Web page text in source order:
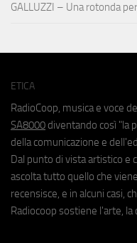
GALLUZZI – Una rotonda
ETICA
RadioCoop, musica e voce
SA8000 diventando così "la
della comunicazione e
Dal punto di vista artistico e
ascolta tutto quello che
recensisce, e in alcuni casi,
Radiocoop sostiene l'arte,